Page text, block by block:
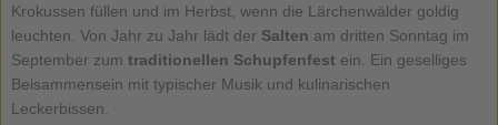
Krokussen füllen und im Herbst, wenn die Lärchenwälder goldig
leuchten. Von Jahr zu Jahr lädt der Salten am dritten Sonntag im
September zum traditionellen Schupfenfest ein. Ein geselliges
Beisammensein mit typischer Musik und kulinarischen
Leckerbissen.